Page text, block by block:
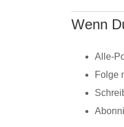
Wenn
Alle-
Folge